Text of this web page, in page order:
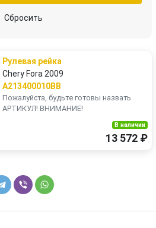
Сбросить
Рулевая рейка
Chery Fora 2009
A213400010BB
Пожалуйста, будьте готовы назвать
АРТИКУЛ! ВНИМАНИЕ!
В наличии
13 572 ₽